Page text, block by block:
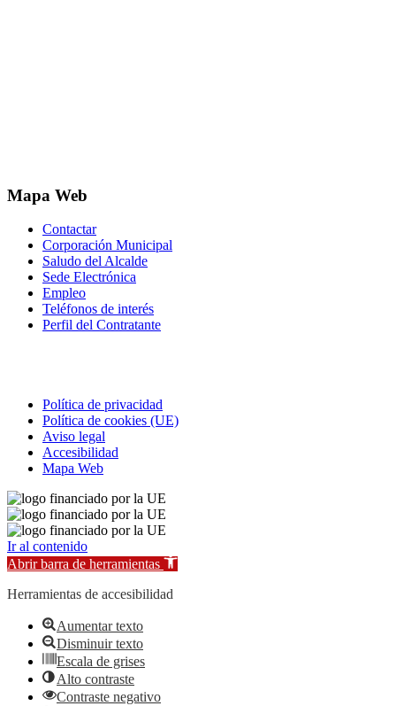
Mapa Web
Contactar
Corporación Municipal
Saludo del Alcalde
Sede Electrónica
Empleo
Teléfonos de interés
Perfil del Contratante
Política de privacidad
Política de cookies (UE)
Aviso legal
Accesibilidad
Mapa Web
Ir al contenido
Abrir barra de herramientas
Herramientas de accesibilidad
Aumentar texto
Disminuir texto
Escala de grises
Alto contraste
Contraste negativo